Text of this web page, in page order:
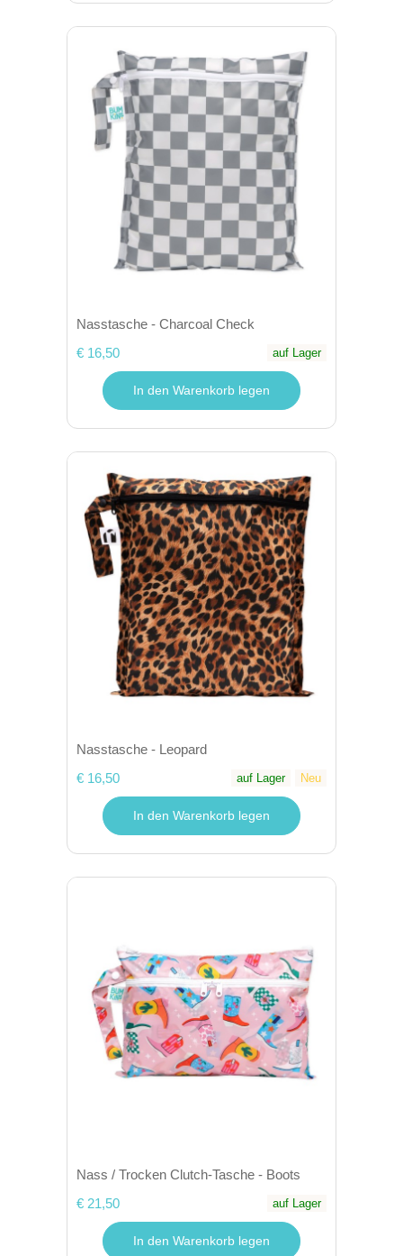
Nasstasche - Charcoal Check
€ 16,50
auf Lager
In den Warenkorb legen
Nasstasche - Leopard
€ 16,50
auf Lager Neu
In den Warenkorb legen
Nass / Trocken Clutch-Tasche - Boots
€ 21,50
auf Lager
In den Warenkorb legen